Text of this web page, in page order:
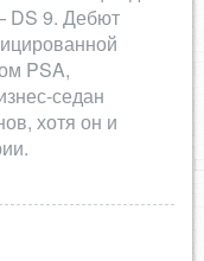
DS 9. Дебют
PSA,
седан
хотя он и